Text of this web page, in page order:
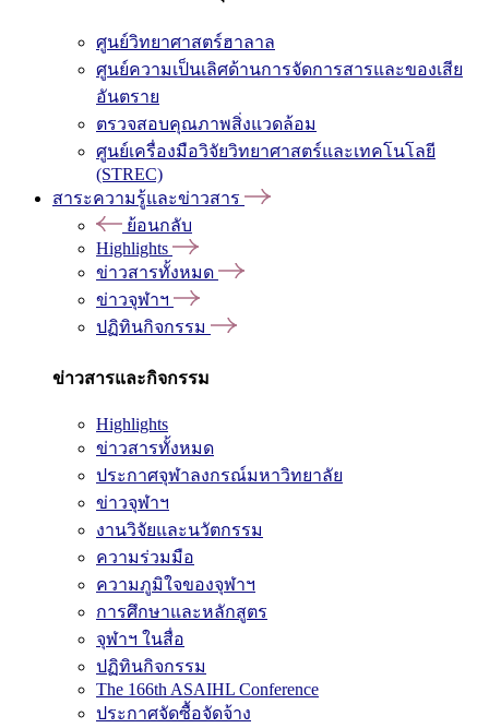
ศูนย์วิทยาศาสตร์ฮาลาล
ศูนย์ความเป็นเลิศด้านการจัดการสารและของเสีย
อันตราย
ตรวจสอบคุณภาพสิ่งแวดล้อม
ศูนย์เครื่องมือวิจัยวิทยาศาสตร์และเทคโนโลยี
(STREC)
สาระความรู้และข่าวสาร
ย้อนกลับ
Highlights
ข่าวสารทั้งหมด
ข่าวจุฬาฯ
ปฏิทินกิจกรรม
ข่าวสารและกิจกรรม
Highlights
ข่าวสารทั้งหมด
ประกาศจุฬาลงกรณ์มหาวิทยาลัย
ข่าวจุฬาฯ
งานวิจัยและนวัตกรรม
ความร่วมมือ
ความภูมิใจของจุฬาฯ
การศึกษาและหลักสูตร
จุฬาฯ ในสื่อ
ปฏิทินกิจกรรม
The 166th ASAIHL Conference
ประกาศจัดซื้อจัดจ้าง